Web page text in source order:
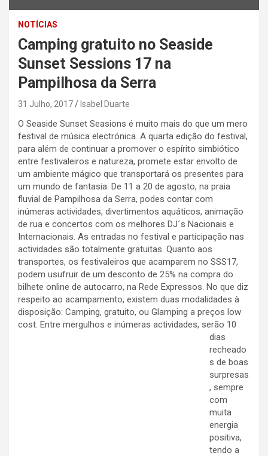
NOTÍCIAS
Camping gratuito no Seaside
Sunset Sessions 17 na
Pampilhosa da Serra
31 Julho, 2017 Isabel Duarte
O Seaside Sunset Seasions é muito mais do que um mero
festival de música electrónica. A quarta edição do festival,
para além de continuar a promover o espírito simbiótico
entre festivaleiros e natureza, promete estar envolto de
um ambiente mágico que transportará os presentes para
um mundo de fantasia. De 11 a 20 de agosto, na praia
fluvial de Pampilhosa da Serra, podes contar com
inúmeras actividades, divertimentos aquáticos, animação
de rua e concertos com os melhores DJ´s Nacionais e
Internacionais. As entradas no festival e participação nas
actividades são totalmente gratuitas. Quanto aos
transportes, os festivaleiros que acamparem no SSS17,
podem usufruir de um desconto de 25% na compra do
bilhete online de autocarro, na Rede Expressos. No que diz
respeito ao acampamento, existem duas modalidades à
disposição: Camping, gratuito, ou Glamping a preços low
cost. Entre mergulhos e inúmeras actividades, serão 10
dias
recheado
s de boas
surpresas
, sempre
com
muita
energia
positiva,
tendo a